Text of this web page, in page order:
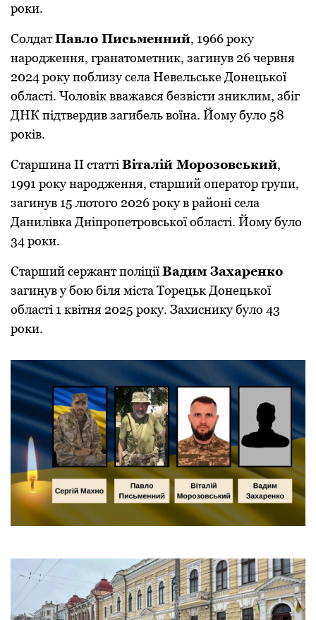
роки.
СолдатПавло Письменний, 1966 року
народження, гранатометник, загинув 26 червня
2024 року поблизу села Невельське Донецької
області. Чоловік вважався безвісти зниклим, збіг
ДНК підтвердив загибель воїна. Йому було 58
років.
Старшина ІІ статтіВіталій Морозовський,
1991 року народження, старший оператор групи,
загинув 15 лютого 2026 року в районі села
Данилівка Дніпропетровської області. Йому було
34 роки.
Старший сержант поліціїВадим Захаренко
загинув у бою біля міста Торецьк Донецької
області 1 квітня 2025 року. Захиснику було 43
роки.